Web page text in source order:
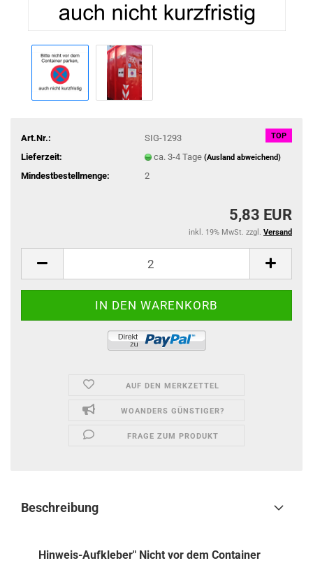
TOP
Art.Nr.:
SIG-1293
Lieferzeit:
ca. 3-4 Tage (Ausland abweichend)
Mindestbestellmenge: 2
5,83 EUR
inkl. 19% MwSt. zzgl. Versand
AUF DEN MERKZETTEL
WOANDERS GÜNSTIGER?
FRAGE ZUM PRODUKT
Beschreibung
Hinweis-Aufkleber" Nicht vor dem Container